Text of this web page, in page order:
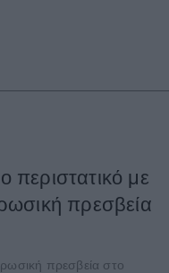
περιστατικό με
πρεσβεία
πρεσβεία στο